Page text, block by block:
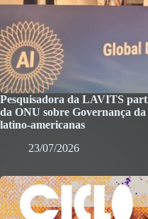
Pesquisadora da LAVITS
da ONU sobre Governança
latino-americanas
23/07/2026